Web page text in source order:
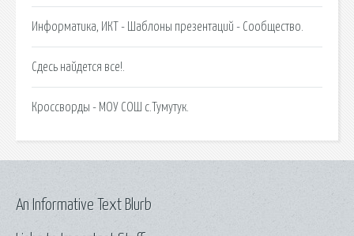
Информатика, ИКТ - Шаблоны презентаций - Сообщество.
Сдесь найдется все!.
Кроссворды - МОУ СОШ с.Тумутук.
An Informative Text Blurb